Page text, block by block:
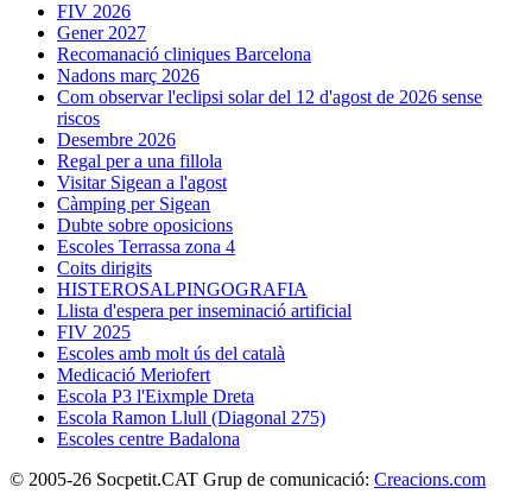
FIV 2026
Gener 2027
Recomanació cliniques Barcelona
Nadons març 2026
Com observar l'eclipsi solar del 12 d'agost de 2026 sense
riscos
Desembre 2026
Regal per a una fillola
Visitar Sigean a l'agost
Càmping per Sigean
Dubte sobre oposicions
Escoles Terrassa zona 4
Coits dirigits
HISTEROSALPINGOGRAFIA
Llista d'espera per inseminació artificial
FIV 2025
Escoles amb molt ús del català
Medicació Meriofert
Escola P3 l'Eixmple Dreta
Escola Ramon Llull (Diagonal 275)
Escoles centre Badalona
© 2005-26 Socpetit.CAT Grup de comunicació: Creacions.com